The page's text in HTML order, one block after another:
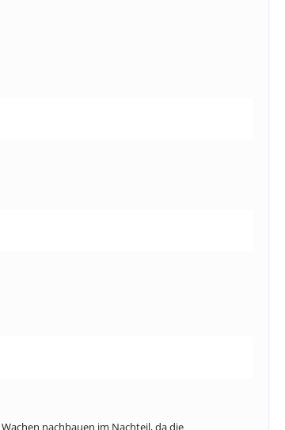
nachbauen im Nachteil, da die